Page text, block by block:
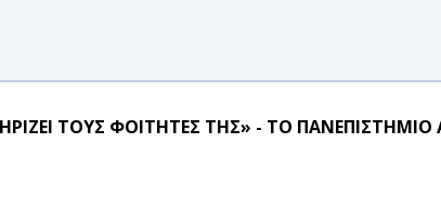
ΤΟΥΣ ΦΟΙΤΗΤΕΣ ΤΗΣ» - ΤΟ ΠΑΝΕΠΙΣΤΗΜΙΟ